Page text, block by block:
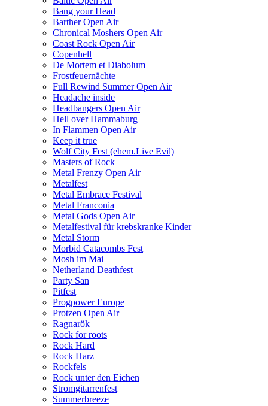
Bang your Head
Barther Open Air
Chronical Moshers Open Air
Coast Rock Open Air
Copenhell
De Mortem et Diabolum
Frostfeuernächte
Full Rewind Summer Open Air
Headache inside
Headbangers Open Air
Hell over Hammaburg
In Flammen Open Air
Keep it true
Wolf City Fest (ehem.Live Evil)
Masters of Rock
Metal Frenzy Open Air
Metalfest
Metal Embrace Festival
Metal Franconia
Metal Gods Open Air
Metalfestival für krebskranke Kinder
Metal Storm
Morbid Catacombs Fest
Mosh im Mai
Netherland Deathfest
Party San
Pitfest
Progpower Europe
Protzen Open Air
Ragnarök
Rock for roots
Rock Hard
Rock Harz
Rockfels
Rock unter den Eichen
Stromgitarrenfest
Summerbreeze